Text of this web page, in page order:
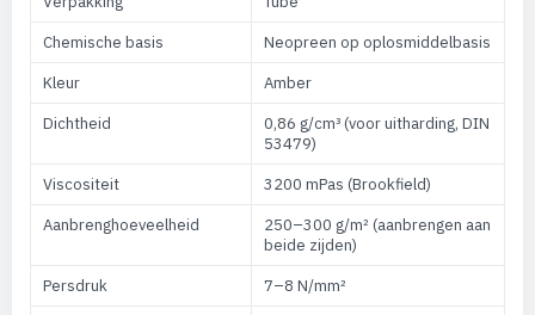
Chemische basis
Neopreen op oplosmiddelbasis
Kleur
Amber
Dichtheid
0,86 g/cm³ (voor uitharding, DIN
53479)
Viscositeit
3200 mPas (Brookfield)
Aanbrenghoeveelheid
250–300 g/m² (aanbrengen aan
beide zijden)
Persdruk
7–8 N/mm²